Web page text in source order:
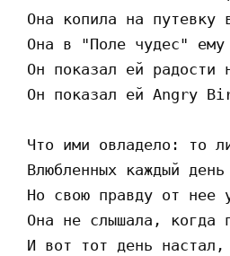
Она копила на
Она в "Поле чудес" ему
Он показал ей радости
Он показал ей Angry
Что ими овладело: то
Влюбленных каждый
Но свою правду от нее
Она не слышала, когда
И вот тот день